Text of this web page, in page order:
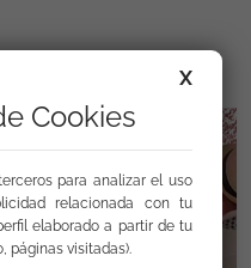
X
Cookies
para analizar el uso
relacionada con tu
elaborado a partir de tu
páginas visitadas).